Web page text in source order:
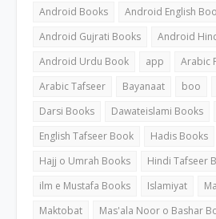
Android Books
Android English
Android Gujrati Books
Android
Android Urdu Book
app
Arabic
Arabic Tafseer
Bayanaat boo
Darsi Books
Dawateislami Books
English Tafseer Book
Hadis Books
Hajj o Umrah Books
Hindi Tafseer
ilm e Mustafa Books
Islamiyat
Maktobat
Mas'ala Noor o Bashar